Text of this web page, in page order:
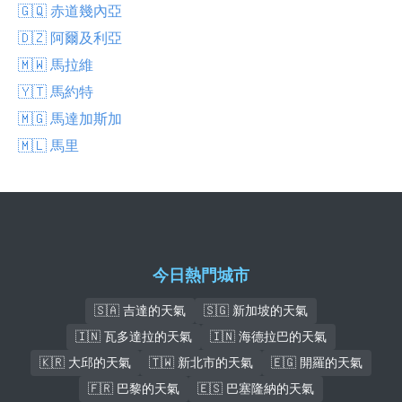
🇬🇶 赤道幾內亞
🇩🇿 阿爾及利亞
🇲🇼 馬拉維
🇾🇹 馬約特
🇲🇬 馬達加斯加
🇲🇱 馬里
今日熱門城市
🇸🇦 吉達的天氣
🇸🇬 新加坡的天氣
🇮🇳 瓦多達拉的天氣
🇮🇳 海德拉巴的天氣
🇰🇷 大邱的天氣
🇹🇼 新北市的天氣
🇪🇬 開羅的天氣
🇫🇷 巴黎的天氣
🇪🇸 巴塞隆納的天氣